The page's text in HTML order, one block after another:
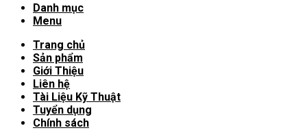
Danh mục
Menu
Trang chủ
Sản phẩm
Giới Thiệu
Liên hệ
Tài Liệu Kỹ Thuật
Tuyển dụng
Chính sách